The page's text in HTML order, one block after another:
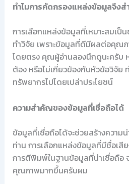
ทำไมการคัดกรองแหล่งข้อมูลจึง
การเลือกแหล่งข้อมูลที่เหมาะสมเ
ทำวิจัย เพราะข้อมูลที่ดีมีผลต่อคุณ
โดยตรง คุณผู้อ่านลองนึกดูนะครับ
ต้อง หรือไม่เกี่ยวข้องกับหัวข้อวิจัย
ทรัพยากรไปโดยเปล่าประโยชน์
ความสำคัญของข้อมูลที่เชื่อถือได้
ข้อมูลที่เชื่อถือได้จะช่วยสร้างความ
ท่าน การเลือกแหล่งข้อมูลที่มีชื่อเสี
การตีพิมพ์ในฐานข้อมูลที่น่าเชื่อถือ
คุณภาพมากขึ้นครับผม